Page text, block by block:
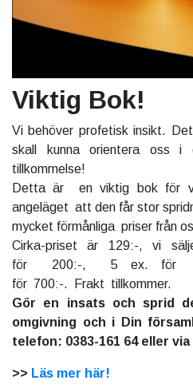
Viktig Bok!
Vi behöver profetisk insikt.
skall kunna orientera oss
tillkommelse!
Detta är en viktig bok
angeläget att den får stor
mycket förmånliga priser från
Cirka-priset är 129:-, vi
för 200:-, 5 ex. för
för 700:-. Frakt tillkommer.
Gör en insats och sprid
omgivning och i Din
telefon: 0383-161 64 eller
>> Läs mer här!